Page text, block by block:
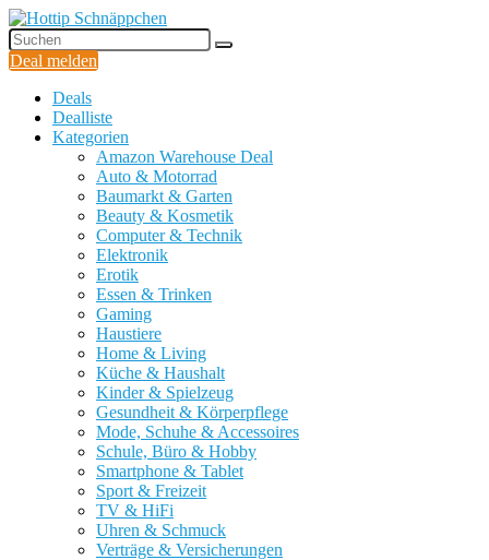
Deal melden
Deals
Dealliste
Kategorien
Amazon Warehouse Deal
Auto & Motorrad
Baumarkt & Garten
Beauty & Kosmetik
Computer & Technik
Elektronik
Erotik
Essen & Trinken
Gaming
Haustiere
Home & Living
Küche & Haushalt
Kinder & Spielzeug
Gesundheit & Körperpflege
Mode, Schuhe & Accessoires
Schule, Büro & Hobby
Smartphone & Tablet
Sport & Freizeit
TV & HiFi
Uhren & Schmuck
Verträge & Versicherungen